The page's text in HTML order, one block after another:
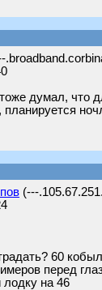
думал, что
планируется
(---
60
перед
на 46